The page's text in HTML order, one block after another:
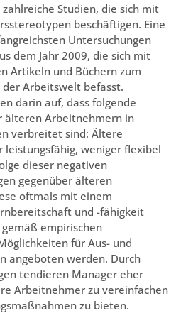
Studien, die sich mit
beschäftigen. Eine
Untersuchungen
dem Jahr 2009, die sich mit
Artikeln und Büchern zum
Arbeitswelt befasst.
darin auf, dass folgende
älteren Arbeitnehmern in
verbreitet sind: Ältere
weniger flexibel
dieser negativen
gegenüber älteren
oftmals mit einem
und -fähigkeit
empirischen
für Aus- und
angeboten werden. Durch
tendieren Manager eher
Arbeitnehmer zu vereinfachen
zu bieten.